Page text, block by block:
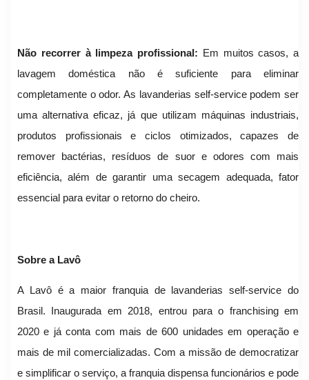
Não recorrer à limpeza profissional:
Em muitos casos, a
lavagem doméstica não é suficiente para eliminar
completamente o odor. As lavanderias self-service podem ser
uma alternativa eficaz, já que utilizam máquinas industriais,
produtos profissionais e ciclos otimizados, capazes de
remover bactérias, resíduos de suor e odores com mais
eficiência, além de garantir uma secagem adequada, fator
essencial para evitar o retorno do cheiro.
Sobre a Lavô
A Lavô é a maior franquia de lavanderias self-service do
Brasil. Inaugurada em 2018, entrou para o franchising em
2020 e já conta com mais de 600 unidades em operação e
mais de mil comercializadas. Com a missão de democratizar
e simplificar o serviço, a franquia dispensa funcionários e pode